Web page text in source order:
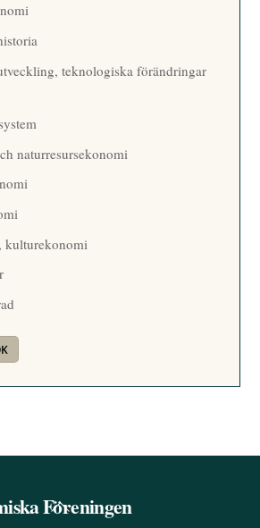
teknologiska förändringar
naturresursekonomi
kulturekonomi
Back
Föreningen